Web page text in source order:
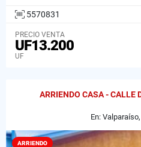
5570831
PRECIO VENTA
UF13.200
UF
ARRIENDO CASA - CALLE
En:
ARRIENDO